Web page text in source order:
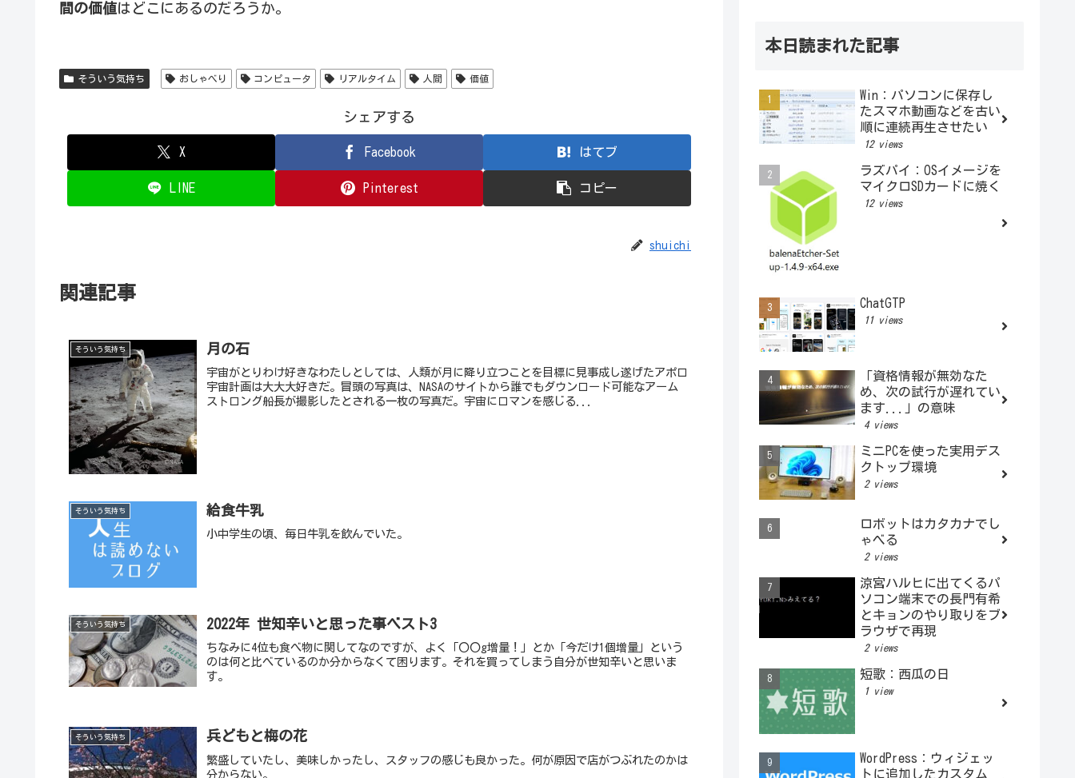
間の価値はどこにあるのだろうか。
そういう気持ち おしゃべり コンピュータ リアルタイム 人間 価値
シェアする
X Facebook はてブ
LINE Pinterest コピー
shuichi
関連記事
そういう気持ち 月の石
宇宙がとりわけ好きなわたしとしては、人類が月に降り立つことを目標に見事成し遂げたアポロ
宇宙計画は大大大好きだ。冒頭の写真は、NASAのサイトから誰でもダウンロード可能なアーム
ストロング船長が撮影したとされる一枚の写真だ。宇宙にロマンを感じる...
そういう気持ち 給食牛乳
小中学生の頃、毎日牛乳を飲んでいた。
そういう気持ち 2022年 世知辛いと思った事ベスト3
ちなみに4位も食べ物に関してなのですが、よく「〇〇g増量！」とか「今だけ1個増量」という
のは何と比べているのか分からなくて困ります。それを買ってしまう自分が世知辛いと思いま
す。
そういう気持ち 兵どもと梅の花
繁盛していたし、美味しかったし、スタッフの感じも良かった。何が原因で店がつぶれたのかは
分からない。
本日読まれた記事
Win：パソコンに保存し
たスマホ動画などを古い
順に連続再生させたい
12 views
ラズパイ：OSイメージを
マイクロSDカードに焼く
12 views
ChatGTP
11 views
「資格情報が無効なた
め、次の試行が遅れてい
ます...」の意味
4 views
ミニPCを使った実用デス
クトップ環境
2 views
ロボットはカタカナでし
ゃべる
2 views
涼宮ハルヒに出てくるパ
ソコン端末での長門有希
とキョンのやり取りをブ
ラウザで再現
2 views
短歌：西瓜の日
1 view
WordPress：ウィジェッ
トに追加したカスタム